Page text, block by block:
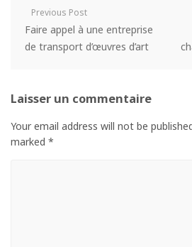
Previous Post
Faire appel à une entreprise
de transport d’œuvres d’art
Laisser un commentaire
Your email address will not be
marked *